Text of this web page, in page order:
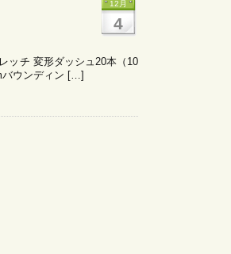
12月
4
ッチ 変形ダッシュ20本（10
ウンディン […]